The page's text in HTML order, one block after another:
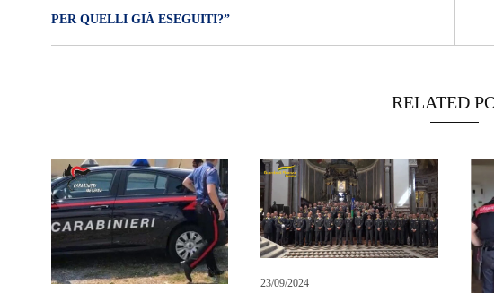
PER QUELLI GIÀ ESEGUITI?”
RELATED
23/09/2024